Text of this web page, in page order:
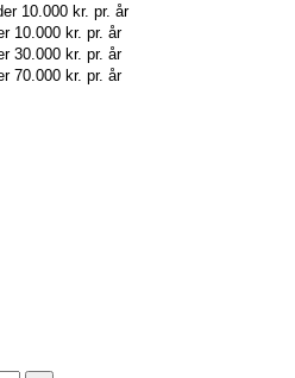
10.000 kr. pr. år
10.000 kr. pr. år
30.000 kr. pr. år
70.000 kr. pr. år